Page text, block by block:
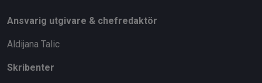
Ansvarig utgivare & chefredaktör
Aldijana Talic
Skribenter